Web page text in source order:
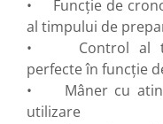
Pistoale de bătut cuie
Polizoare
Seturi aparate electrice
Testere electrice
Unelte multifuncționale
• Funcție de
al timpului de
• Control al
perfecte în funcție
• Mâner cu
utilizare